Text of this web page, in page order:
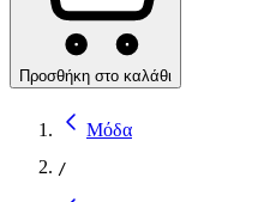
Προσθήκη στο καλάθι
Μόδα
/